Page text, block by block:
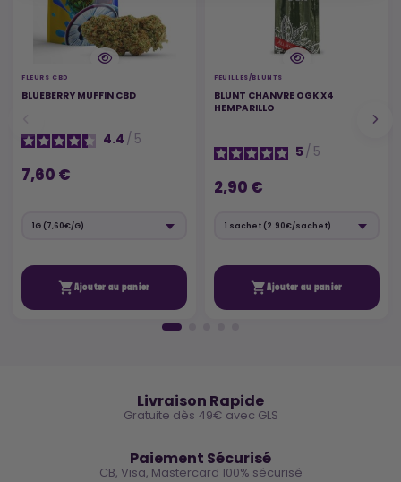
FLEURS CBD
BLUEBERRY MUFFIN CBD
4.4 / 5
7,60 €
Ajouter au panier
FEUILLES/BLUNTS
BLUNT CHANVRE OGK X4
HEMPARILLO
5/ 5
2,90 €
Ajouter au panier
Livraison Rapide
Gratuite dès 49€ avec GLS
Paiement Sécurisé
CB, Visa, Mastercard 100% sécurisé